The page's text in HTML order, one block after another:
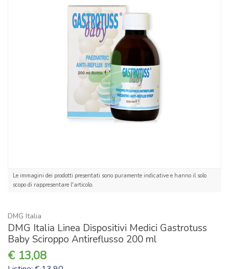
DMG Italia Linea Dispositivi Medici Gastrotuss Baby Sciroppo
Antireflusso 200 ml
Le immagini dei prodotti presentati sono puramente indicative e hanno il solo
scopo di rappresentare l'articolo.
DMG Italia
DMG Italia Linea Dispositivi Medici Gastrotuss
Baby Sciroppo Antireflusso 200 ml
13,08